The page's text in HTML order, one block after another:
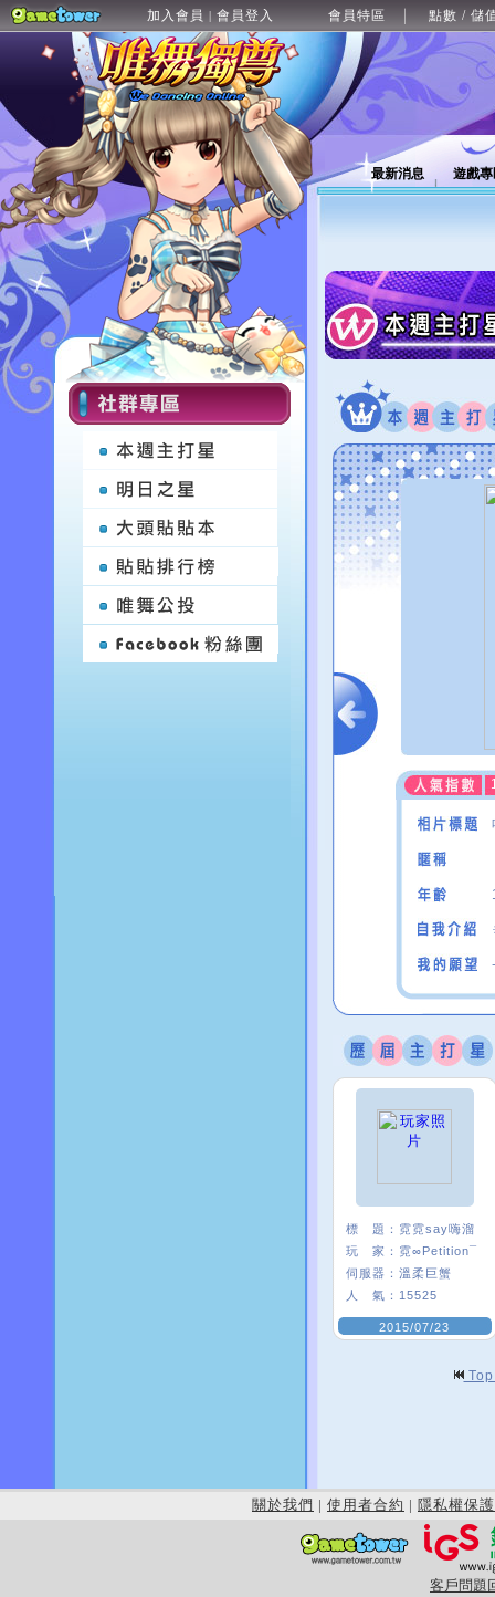
加入會員 | 會員登入 會員特區 點數 / 儲
最新消息 遊戲
標 題： 霓霓say嗨溜
玩 家： 霓∞Petition¯
伺服器： 溫柔巨蟹
人 氣： 15525
2015/07/23
關於我們 | 使用者合約 | 隱私權保護
客戶問題